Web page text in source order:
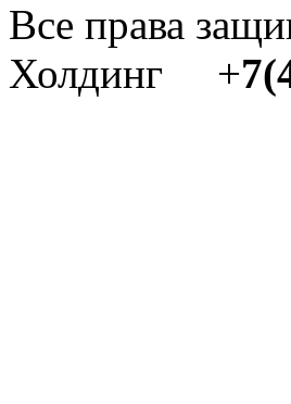
Все права
Холдинг +